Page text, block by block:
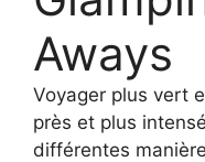
Aways
Voyager plus vert
près et plus
différentes